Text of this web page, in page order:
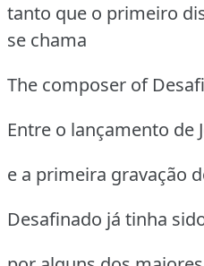
tanto que o primeiro
se chama
The composer of
Entre o lançamento de
e a primeira gravação
Desafinado já tinha